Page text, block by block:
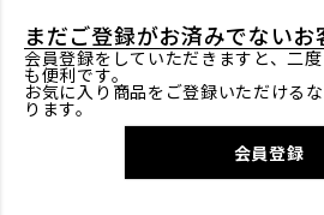
まだご登録がお済みでないお
会員登録をしていただきますと、二
も便利です。
お気に入り商品をご登録いただける
ります。
会員登録